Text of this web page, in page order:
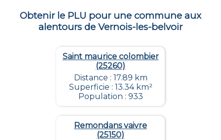
Obtenir le PLU pour une commune aux
alentours de Vernois-les-belvoir
Saint maurice colombier
(25260)
Distance : 17.89 km
Superficie : 13.34 km²
Population : 933
Remondans vaivre
(25150)